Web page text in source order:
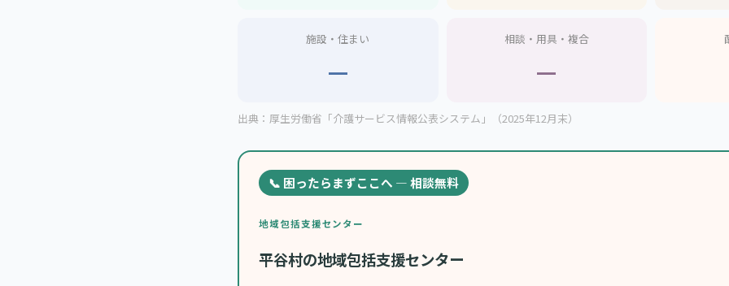
施設・住まい
—
相談・用具・複合
—
出典：厚生労働省「介護サービス情報公表システム」（2025年12月末）
📞 困ったらまずここへ — 相談無料
地域包括支援センター
平谷村の地域包括支援センター